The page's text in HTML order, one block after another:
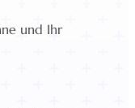
und Ihr